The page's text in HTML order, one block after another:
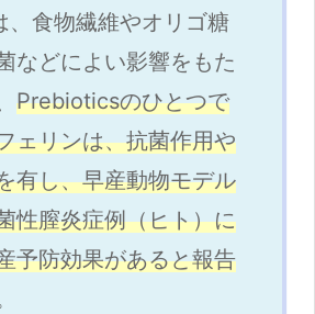
食物繊維やオリゴ糖
などによい影響をもた
Prebioticsのひとつで
ェリンは、抗菌作用や
有し、早産動物モデル
性膣炎症例（ヒト）に
予防効果があると報告